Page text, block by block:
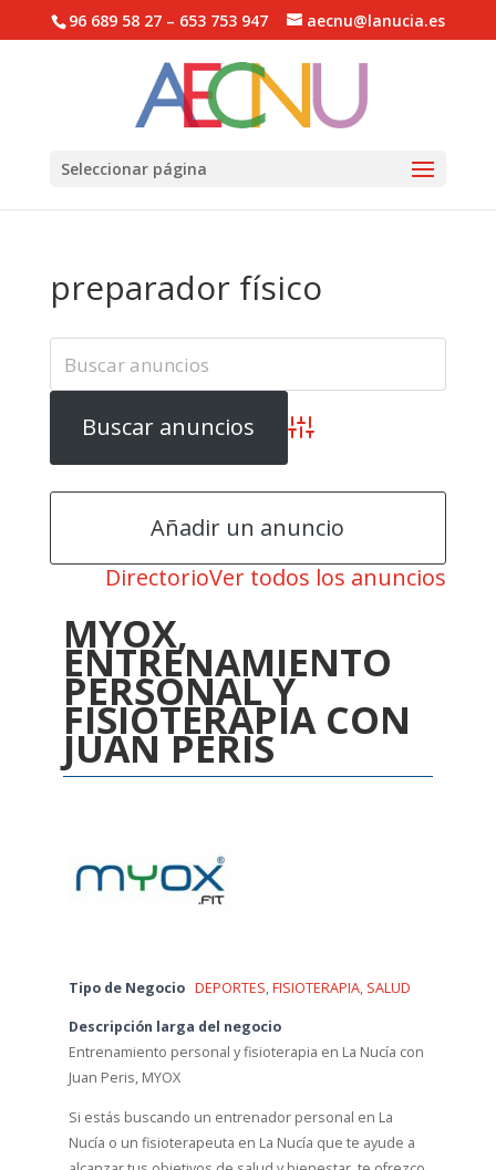
Abrir barra de herramientas
96 689 58 27 – 653 753 947 aecnu@lanucia.es
Seleccionar página
preparador físico
Búsqueda avanzada
DirectorioVer todos los anuncios
Añadir un anuncio
MYOX,
ENTRENAMIENTO
PERSONAL Y
FISIOTERAPIA CON
JUAN PERIS
Tipo de Negocio DEPORTES,FISIOTERAPIA, SALUD
Descripción larga del negocio
Entrenamiento personal y fisioterapia en La Nucía con
Juan Peris, MYOX
Si estás buscando un entrenador personal en La
Nucía o un fisioterapeuta en La Nucía que te ayude a